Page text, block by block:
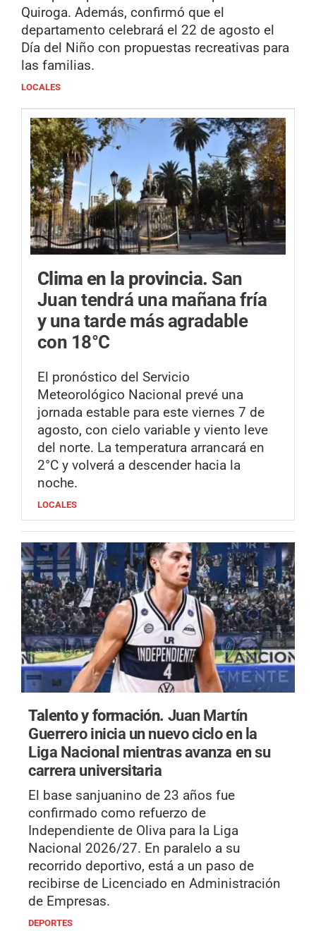
Quiroga. Además, confirmó que el
departamento celebrará el 22 de agosto el
Día del Niño con propuestas recreativas para
las familias.
LOCALES
Clima en la provincia. San
Juan tendrá una mañana fría
y una tarde más agradable
con 18°C
El pronóstico del Servicio
Meteorológico Nacional prevé una
jornada estable para este viernes 7 de
agosto, con cielo variable y viento leve
del norte. La temperatura arrancará en
2°C y volverá a descender hacia la
noche.
LOCALES
Talento y formación. Juan Martín
Guerrero inicia un nuevo ciclo en la
Liga Nacional mientras avanza en su
carrera universitaria
El base sanjuanino de 23 años fue
confirmado como refuerzo de
Independiente de Oliva para la Liga
Nacional 2026/27. En paralelo a su
recorrido deportivo, está a un paso de
recibirse de Licenciado en Administración
de Empresas.
DEPORTES